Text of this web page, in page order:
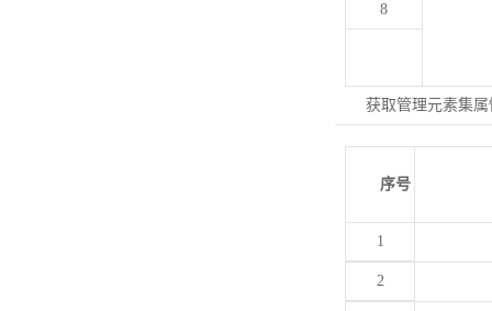
8
获取管理元素集
序号
1
2